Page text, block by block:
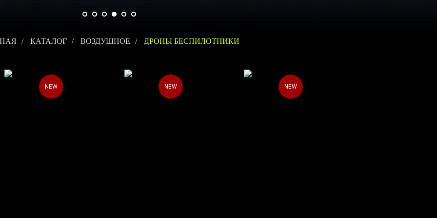
/ КАТАЛОГ / ВОЗДУШНОЕ / ДРОНЫ БЕСПИЛОТНИКИ
NEW NEW NEW